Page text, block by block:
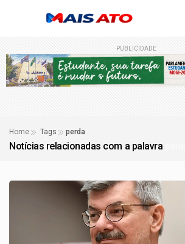
PUBLICIDADE
Home Tags perda
Notícias relacionadas com a palavra